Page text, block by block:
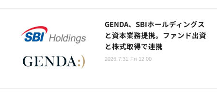
GENDA、SBIホールディングス
と資本業務提携。ファンド出資
と株式取得で連携
2026.7.31 Fri 12:00